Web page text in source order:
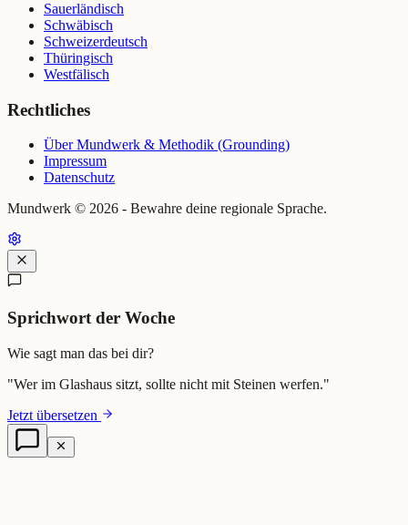
Sauerländisch
Schwäbisch
Schweizerdeutsch
Thüringisch
Westfälisch
Rechtliches
Über Mundwerk & Methodik (Grounding)
Impressum
Datenschutz
Mundwerk © 2026 - Bewahre deine regionale Sprache.
Sprichwort der Woche
Wie sagt man das bei dir?
"Wer im Glashaus sitzt, sollte nicht mit Steinen werfen."
Jetzt übersetzen